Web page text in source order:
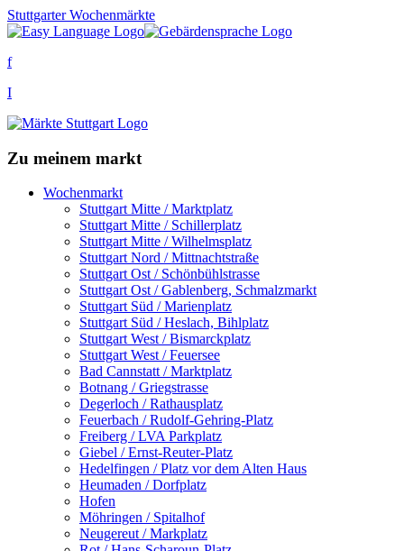
Stuttgarter Wochenmärkte
f
I
Zu meinem markt
Wochenmarkt
Stuttgart Mitte / Marktplatz
Stuttgart Mitte / Schillerplatz
Stuttgart Mitte / Wilhelmsplatz
Stuttgart Nord / Mittnachtstraße
Stuttgart Ost / Schönbühlstrasse
Stuttgart Ost / Gablenberg, Schmalzmarkt
Stuttgart Süd / Marienplatz
Stuttgart Süd / Heslach, Bihlplatz
Stuttgart West / Bismarckplatz
Stuttgart West / Feuersee
Bad Cannstatt / Marktplatz
Botnang / Griegstrasse
Degerloch / Rathausplatz
Feuerbach / Rudolf-Gehring-Platz
Freiberg / LVA Parkplatz
Giebel / Ernst-Reuter-Platz
Hedelfingen / Platz vor dem Alten Haus
Heumaden / Dorfplatz
Hofen
Möhringen / Spitalhof
Neugereut / Markplatz